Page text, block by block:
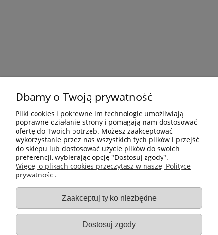
Płatności i dostawa
Gastro-Pol
Moje konto
Dbamy o Twoją prywatność
Pliki cookies i pokrewne im technologie umożliwiają
poprawne działanie strony i pomagają nam dostosować
ofertę do Twoich potrzeb. Możesz zaakceptować
wykorzystanie przez nas wszystkich tych plików i przejść
do sklepu lub dostosować użycie plików do swoich
preferencji, wybierając opcję "Dostosuj zgody".
Więcej o plikach cookies przeczytasz w naszej Polityce
prywatności.
Zaakceptuj tylko niezbędne
Dostosuj zgody